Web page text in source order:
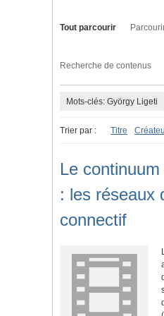
Tout parcourir
Recherche de contenus
Mots-clés: György Ligeti
Trier par : Titre
Le
: les réseaux
connectif